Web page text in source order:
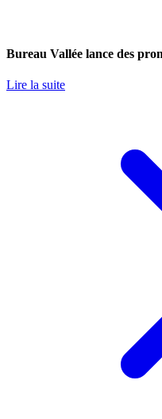
Bureau Vallée lance des
Lire la suite